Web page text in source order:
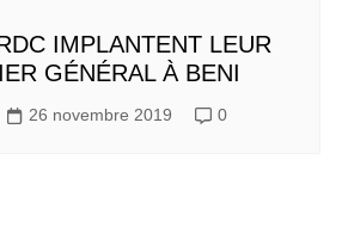
IMPLANTENT LEUR
GÉNÉRAL À BENI
26 novembre 2019 0